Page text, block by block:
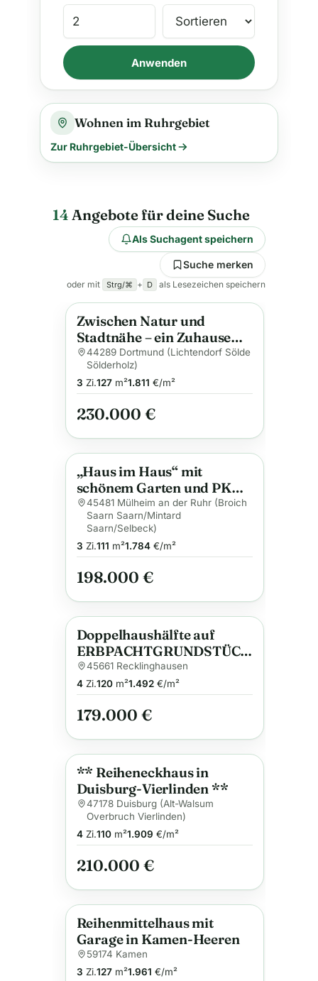
Anwenden
Wohnen im Ruhrgebiet
Zur Ruhrgebiet-Übersicht
14 Angebote für deine Suche
Als Suchagent speichern
Suche merken
oder mit Strg/⌘ + D als Lesezeichen speichern
Anzeige
Zwischen Natur und
Stadtnähe – ein Zuhause
mit Herz und Geschichte
44289 Dortmund (Lichtendorf Sölde
Sölderholz)
3 Zi.127m²1.811 €/m²
230.000 €
Anzeige
„Haus im Haus“ mit
schönem Garten und PKW-
Stellplatz in Saarn – nah
der Ruhr
45481 Mülheim an der Ruhr (Broich
Saarn Saarn/Mintard
Saarn/Selbeck)
3 Zi.111 m²1.784€/m²
198.000 €
Anzeige
Doppelhaushälfte auf
ERBPACHTGRUNDSTÜCK
in Recklinghausen.
45661 Recklinghausen
4Zi.120m²1.492€/m²
179.000 €
Anzeige
** Reiheneckhaus in
Duisburg-Vierlinden **
47178 Duisburg (Alt-Walsum
Overbruch Vierlinden)
4Zi.110m²1.909 €/m²
210.000 €
Anzeige
Reihenmittelhaus mit
Garage in Kamen-Heeren
59174 Kamen
3 Zi.127m²1.961 €/m²